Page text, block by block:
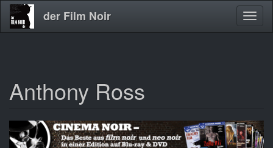
Direkt
zum
der Film Noir
Anthony Ross